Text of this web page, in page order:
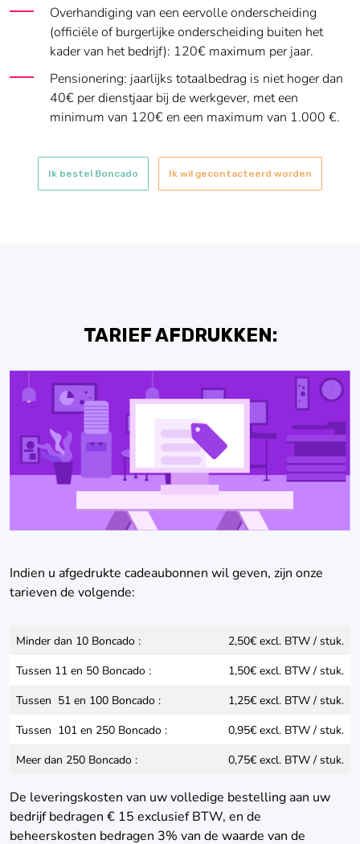
Overhandiging van een eervolle onderscheiding
(officiële of burgerlijke onderscheiding buiten het
kader van het bedrijf): 120€ maximum per jaar.
Pensionering: jaarlijks totaalbedrag is niet hoger dan
40€ per dienstjaar bij de werkgever, met een
minimum van 120€ en een maximum van 1.000 €.
Ik bestel Boncado Ik wil gecontacteerd worden
TARIEF AFDRUKKEN:
Indien u afgedrukte cadeaubonnen wil geven, zijn onze
tarieven de volgende:
Minder dan 10 Boncado :
2,50€ excl. BTW / stuk.
Tussen 11 en 50 Boncado :
1,50€ excl. BTW / stuk.
Tussen 51 en 100 Boncado :
1,25€ excl. BTW / stuk.
Tussen 101 en 250 Boncado :
0,95€ excl. BTW / stuk.
Meer dan 250 Boncado :
0,75€ excl. BTW / stuk.
De leveringskosten van uw volledige bestelling aan uw
bedrijf bedragen € 15 exclusief BTW, en de
beheerskosten bedragen 3% van de waarde van de